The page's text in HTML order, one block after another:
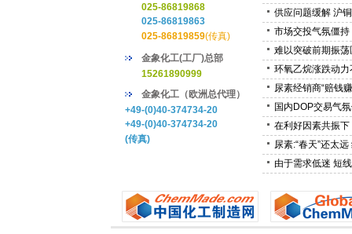
025-86819868
025-86819863
025-86819859(传真)
金象化工(工厂)总部
15261890999
金象化工（欧洲总代理）
+49-(0)40-374734-20
+49-(0)40-374734-20
(传真)
供应问题缓解 沪
市场交投气氛僵
难以突破前期振
环氧乙烷涨跌动
尿素经销商“赔钱
国内DOP交易气
在利好因素共振
尿素:“春天”还太
由于需求低迷 短